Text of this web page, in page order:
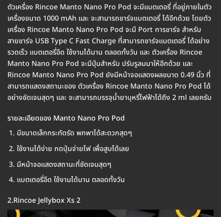
ตัวเครื่อง Rincoe Manto Nano Pro Pod จะมีแบตเตอรี่ ที่อยู่ภายในตัว
เครื่องขนาด 1000 mAh และ จะสามารถชาร์จแบตเตอรี่ ได้อีกด้วย โดยตัว
เครื่อง Rincoe Manto Nano Pro Pod จะมี Port การชาร์จ สำหรับ
สายชาร์จ USB Type C Fast Charge ที่สามารถชาร์จแบตเตอรี่ ได้อย่าง
รวดเร็ว แบตเตอรี่อึด ใช้งานได้นาน ตลอดทั้งวัน และ ตัวเครื่อง Rincoe
Manto Nano Pro Pod จะมีปุ่มสำหรับ ปรับรูลมมาให้อีกด้วย และ
Rincoe Manto Nano Pro Pod ยังมีหน้าจอแสดงผลขนาด 0.49 นิ้ว ที่
สามารถแสดงสถานะของ ตัวเครื่อง Rincoe Manto Nano Pro Pod ได้
อย่างชัดเจนสุดๆ และ จะสามารถบรรจุน้ำยาบุหรี่ไฟฟ้าได้ถึง 2 ml เลยครับ
รายละเอียดของ Manto Nano Pro Pod
มีขนาดเล็กกระทัดรัด พกพาได้สะดวกสุดๆ
ใช้งานได้ง่าย กดปุ่มจ่ายไฟ เพื่อสูบได้เลย
มีหน้าจอแสดงสถานะที่ชัดเจนสุดๆ
แบตเตอรี่อึด ใช้งานได้นาน ตลอดทั้งวัน
2.Rincoe Jellybox Xs 2